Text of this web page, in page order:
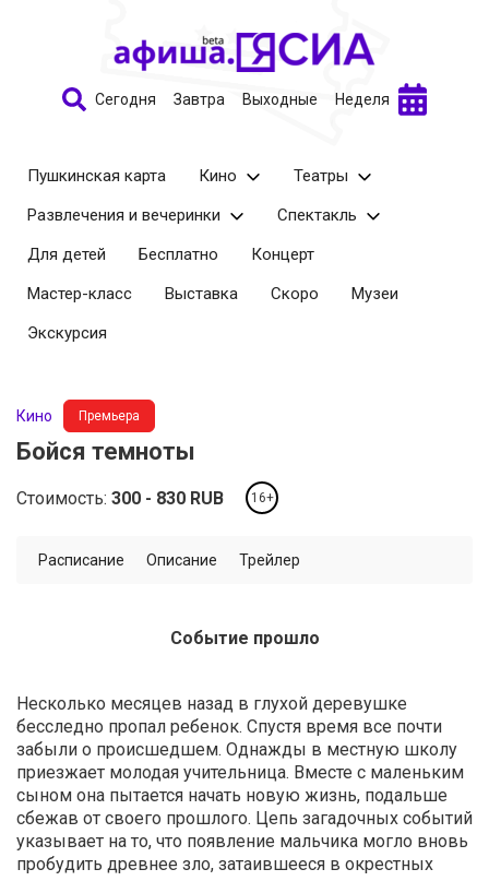
Сегодня Завтра Выходные Неделя
Пушкинская карта Кино
Театры
Развлечения и вечеринки
Спектакль
Для детей
Бесплатно
Концерт
Мастер-класс
Выставка Скоро
Музеи
Экскурсия
Кино Премьера
Бойся темноты
Стоимость: 300 830 RUB 16+
Расписание Описание Трейлер
Событие прошло
Несколько месяцев назад в глухой деревушке
бесследно пропал ребенок. Спустя время все почти
забыли о происшедшем. Однажды в местную школу
приезжает молодая учительница. Вместе с маленьким
сыном она пытается начать новую жизнь, подальше
сбежав от своего прошлого. Цепь загадочных событий
указывает на то, что появление мальчика могло вновь
пробудить древнее зло, затаившееся в окрестных